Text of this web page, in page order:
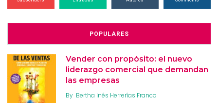
POPULARES
Vender con propósito: el nuevo
liderazgo comercial que demandan
las empresas
By Bertha Inés Herrerías Franco